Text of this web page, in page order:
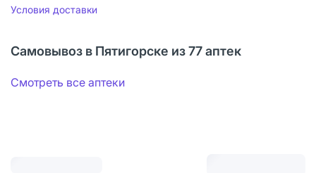
Условия доставки
Самовывоз в Пятигорске из 77 аптек
Смотреть все аптеки